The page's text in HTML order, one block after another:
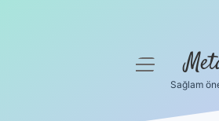
menüyü
Sağlam